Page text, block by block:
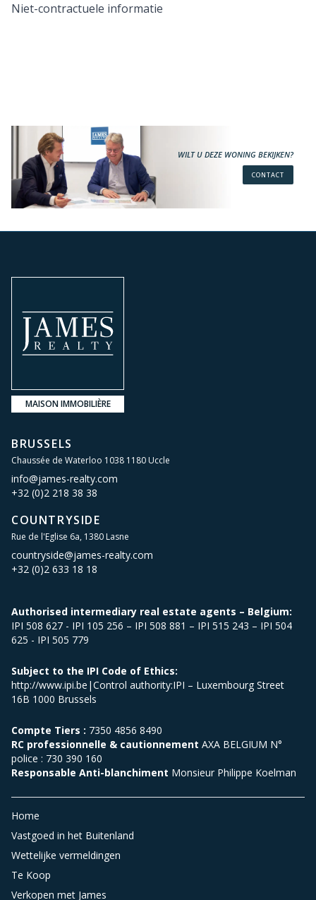
Niet-contractuele informatie
WILT U DEZE WONING BEKIJKEN?
CONTACT
MAISON IMMOBILIÈRE
BRUSSELS
Chaussée de Waterloo 1038 1180 Uccle
info@james-realty.com
+32 (0)2 218 38 38
COUNTRYSIDE
Rue de l'Eglise 6a, 1380 Lasne
countryside@james-realty.com
+32 (0)2 633 18 18
Authorised intermediary real estate agents – Belgium:
IPI 508 627 - IPI 105 256 – IPI 508 881 – IPI 515 243 – IPI 504
625 - IPI 505 779
Subject to the IPI Code of Ethics:
http://www.ipi.be|Control authority:IPI – Luxembourg Street
16B 1000 Brussels
Compte Tiers : 7350 4856 8490
RC professionnelle & cautionnement AXA BELGIUM N°
police : 730 390 160
Responsable Anti-blanchiment Monsieur Philippe Koelman
Home
Vastgoed in het Buitenland
Wettelijke vermeldingen
Te Koop
Verkopen met James